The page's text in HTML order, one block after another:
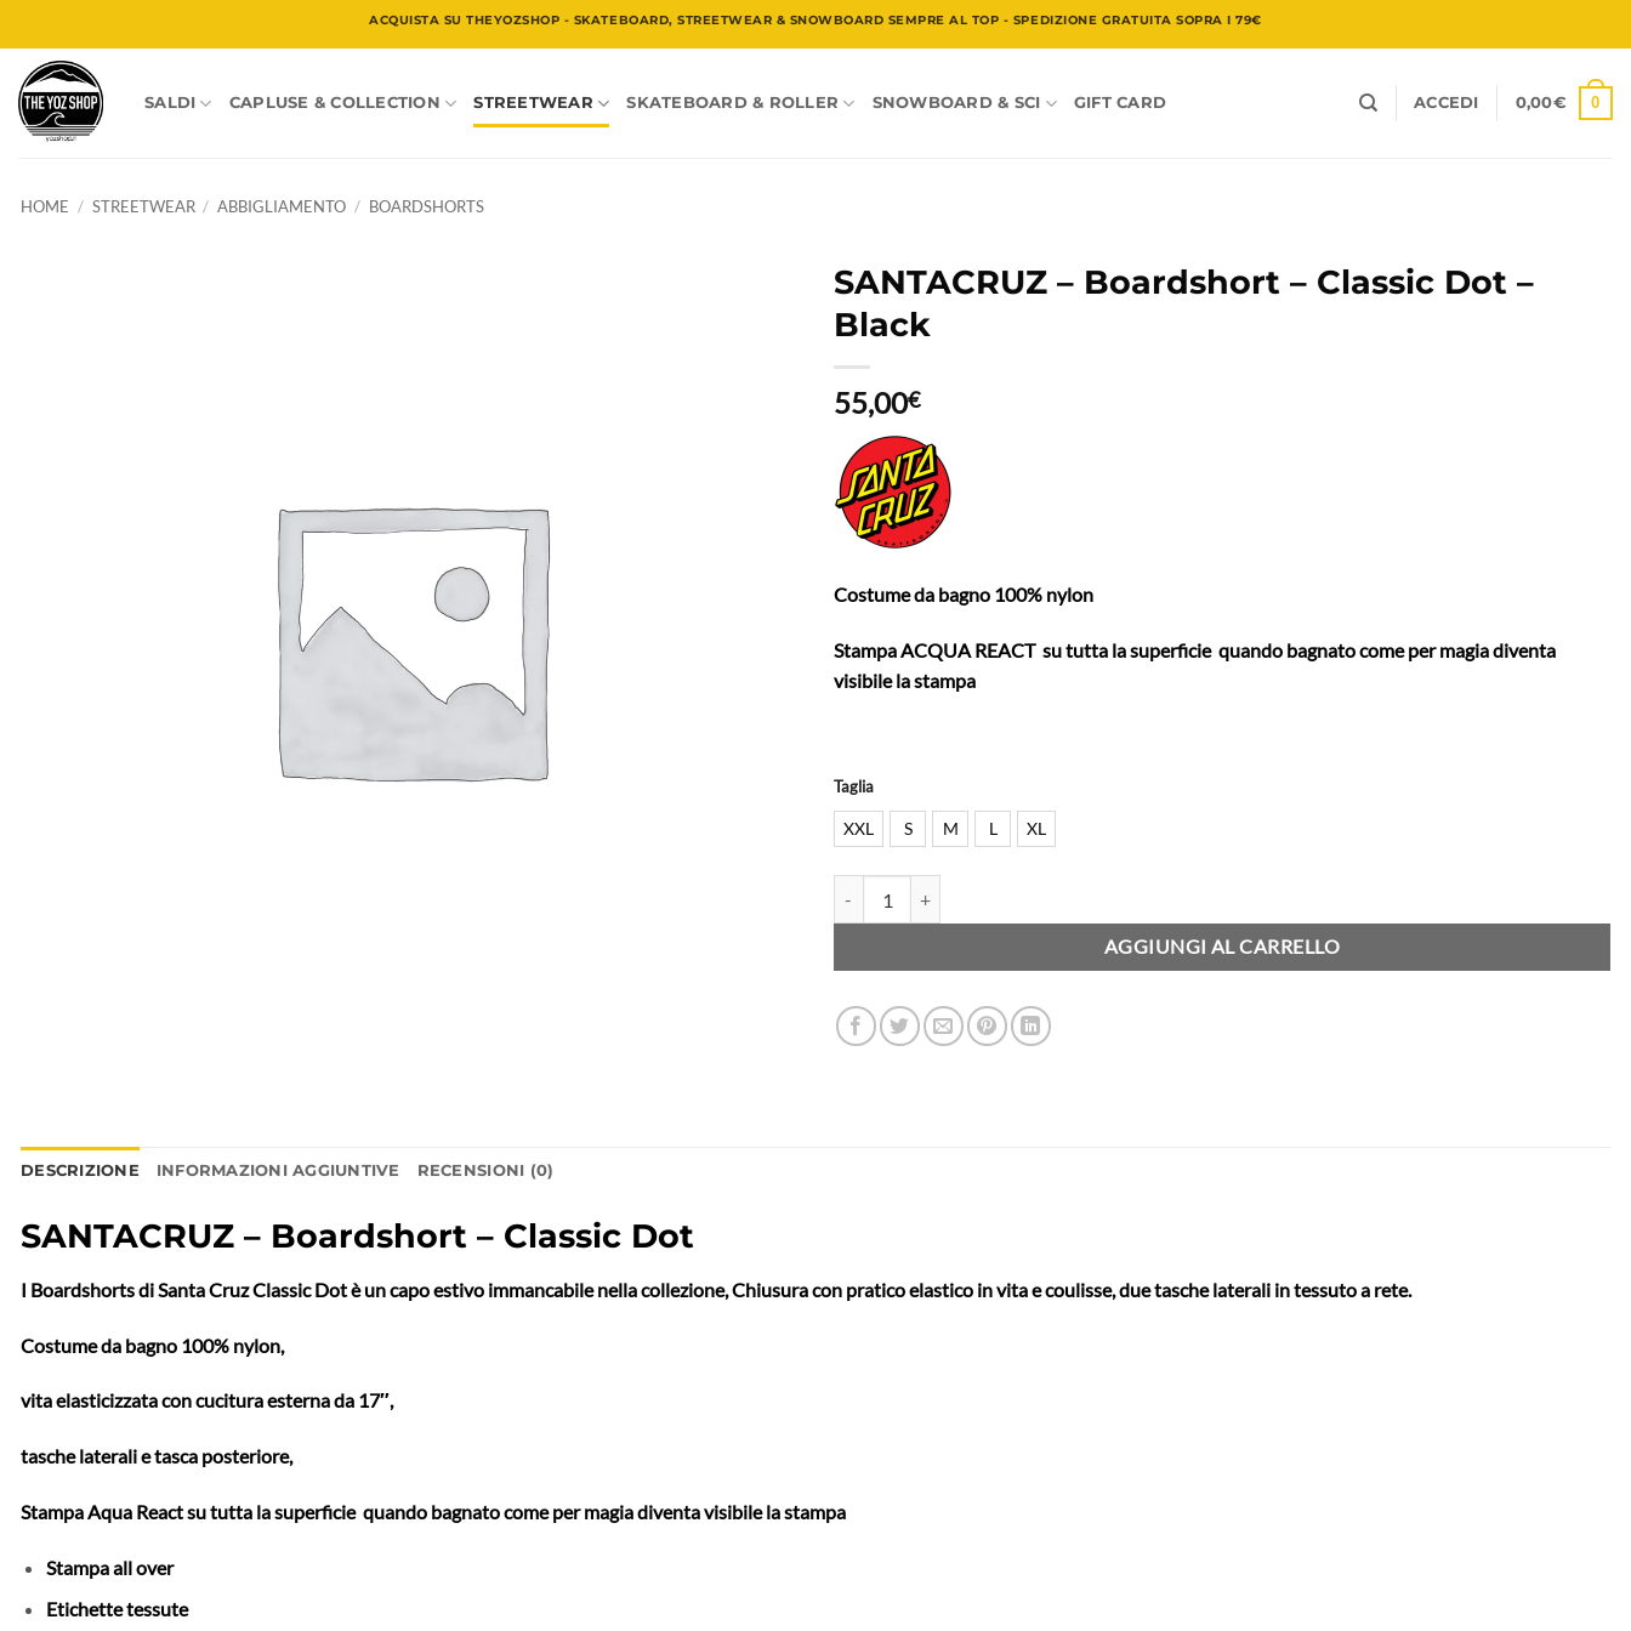
ai
contenuti
ACQUISTA SU THEYOZSHOP - SKATEBOARD, STREETWEAR & SNOWBOARD SEMPRE AL TOP - SPEDIZIONE GRATUITA SOPRA I 79€
SALDI CAPLUSE & COLLECTION STREETWEAR SKATEBOARD & ROLLER SNOWBOARD & SCI GIFT CARD ACCEDI 0,00€ 0
HOME / STREETWEAR / ABBIGLIAMENTO / BOARDSHORTS
SANTACRUZ – Boardshort – Classic Dot –
Black
55,00€
Costume da bagno 100% nylon
Stampa ACQUA REACT su tutta la superficie quando bagnato come per magia diventa
visibile la stampa
Taglia
XXL S M L XL
AGGIUNGI AL CARRELLO
DESCRIZIONE INFORMAZIONI AGGIUNTIVE RECENSIONI (0)
SANTACRUZ – Boardshort – Classic Dot
I Boardshorts di Santa Cruz Classic Dot è un capo estivo immancabile nella collezione, Chiusura con pratico elastico in vita e coulisse, due tasche laterali in tessuto a rete.
Costume da bagno 100% nylon,
vita elasticizzata con cucitura esterna da 17″,
tasche laterali e tasca posteriore,
Stampa Aqua React su tutta la superficie quando bagnato come per magia diventa visibile la stampa
Stampa all over
Etichette tessute